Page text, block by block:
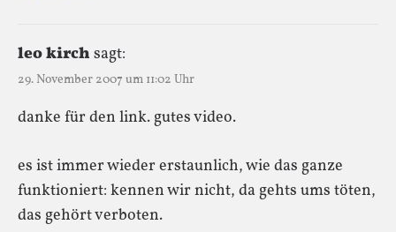
leo kirch sagt:
29. November 2007 um 11:02 Uhr
danke für den link. gutes video.
es ist immer wieder erstaunlich, wie das ganze
funktioniert: kennen wir nicht, da gehts ums töten,
das gehört verboten.